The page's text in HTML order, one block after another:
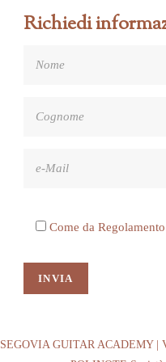
Richiedi
Come da
SEGOVIA GUITAR ACADEMY |